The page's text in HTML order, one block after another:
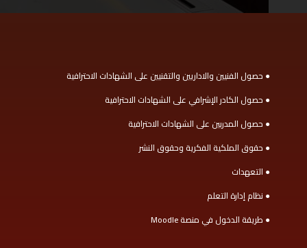
● حصول الفنيين والاداريين والتقنيين على الشهادات الاحترافية
● حصول الكادر الإشرافي على الشهادات الاحترافية
● حصول المدربين على الشهادات الاحترافية
● حقوق الملكية الفكرية وحقوق النشر
● التعهدات
● نظام إدارة التعلم
● طريقة الدخول في منصة Moodle